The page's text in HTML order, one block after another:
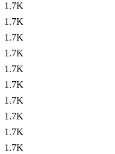
1.7K
1.7K
1.7K
1.7K
1.7K
1.7K
1.7K
1.7K
1.7K
1.7K